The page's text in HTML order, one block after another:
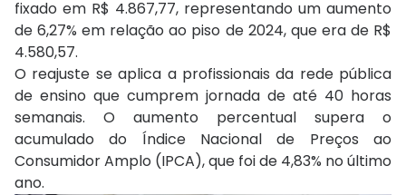
fixado em R$ 4.867,77, representando um aumento
de 6,27% em relação ao piso de 2024, que era de R$
4.580,57.
O reajuste se aplica a profissionais da rede pública
de ensino que cumprem jornada de até 40 horas
semanais. O aumento percentual supera o
acumulado do Índice Nacional de Preços ao
Consumidor Amplo (IPCA), que foi de 4,83% no último
ano.